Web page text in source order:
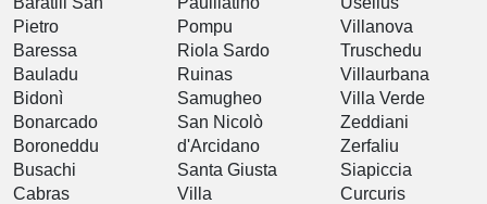
Pietro
Baressa
Bauladu
Bidonì
Bonarcado
Boroneddu
Busachi
Cabras
Pompu
Riola Sardo
Ruinas
Samugheo
San Nicolò
d'Arcidano
Santa Giusta
Villa
Villanova
Truschedu
Villaurbana
Villa Verde
Zeddiani
Zerfaliu
Siapiccia
Curcuris